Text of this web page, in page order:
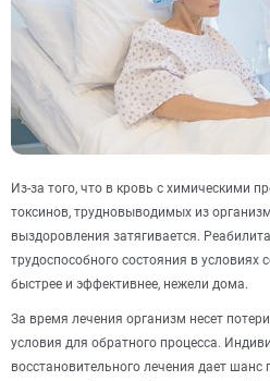
Из-за того, что в кровь с химическими
токсинов, трудновыводимых из
выздоровления затягивается.
трудоспособного состояния в условиях
быстрее и эффективнее, нежели дома.
За время лечения организм несет
условия для обратного процесса.
восстановительного лечения дает шанс